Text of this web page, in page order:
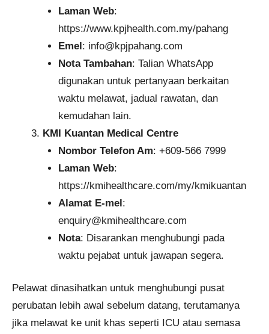
Laman Web:
https://www.kpjhealth.com.my/pahang
Emel: info@kpjpahang.com
Nota Tambahan: Talian WhatsApp
digunakan untuk pertanyaan berkaitan
waktu melawat, jadual rawatan, dan
kemudahan lain.
KMI Kuantan Medical Centre
Nombor Telefon Am: +609-566 7999
Laman Web:
https://kmihealthcare.com/my/kmikuantan
Alamat E-mel:
enquiry@kmihealthcare.com
Nota: Disarankan menghubungi pada
waktu pejabat untuk jawapan segera.
Pelawat dinasihatkan untuk menghubungi pusat
perubatan lebih awal sebelum datang, terutamanya
jika melawat ke unit khas seperti ICU atau semasa